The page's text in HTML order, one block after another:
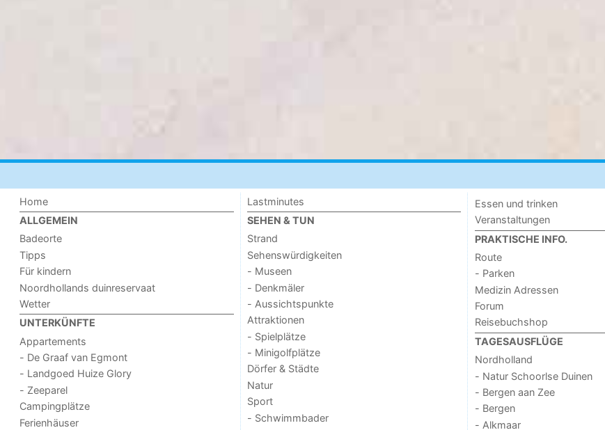
Home
ALLGEMEIN
Badeorte
Tipps
Für kindern
Noordhollands duinreservaat
Wetter
UNTERKÜNFTE
Appartements
- De Graaf van Egmont
- Landgoed Huize Glory
- Zeeparel
Campingplätze
Ferienhäuser
Lastminutes
SEHEN & TUN
Strand
Sehenswürdigkeiten
- Museen
- Denkmäler
- Aussichtspunkte
Attraktionen
- Spielplätze
- Minigolfplätze
Dörfer & Städte
Natur
Sport
- Schwimmbader
Essen und trinken
Veranstaltungen
PRAKTISCHE INFO.
Route
- Parken
Medizin Adressen
Forum
Reisebuchshop
TAGESAUSFLÜGE
Nordholland
- Natur Schoorlse Duinen
- Bergen aan Zee
- Bergen
- Alkmaar